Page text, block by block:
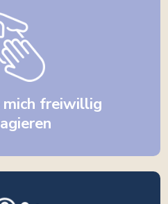
mich freiwillig